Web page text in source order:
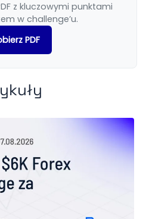
z kluczowymi punktami
w challenge’u.
PDF